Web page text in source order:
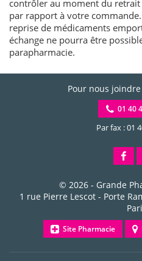
contrôler au moment du
par rapport à votre
reprise de médicaments
échange ne pourra être
parapharmacie.
Pour nous
01 40
Par fax : 01
© 2026 - Grande
1 rue Pierre Lescot - Porte
Site Pharmacie